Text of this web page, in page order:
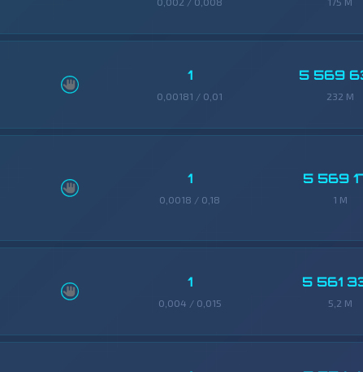
1
0,00181 / 0,01
5 569
232 M
1
0,0018 / 0,18
5 569
1 M
1
0,004 / 0,015
5 561
5,2 M